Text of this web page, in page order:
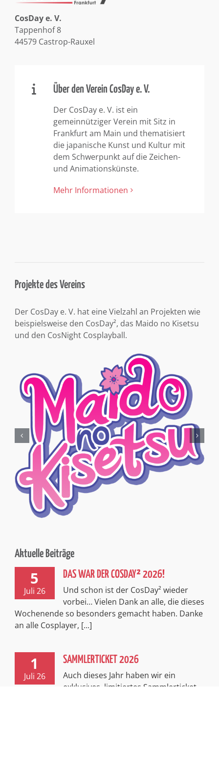
CosDay e. V.
Tappenhof 8
44579 Castrop-Rauxel
Über den Verein CosDay e. V.
Der CosDay e. V. ist ein
gemeinnütziger Verein mit Sitz in
Frankfurt am Main und thematisiert
die japanische Kunst und Kultur mit
dem Schwerpunkt auf die Zeichen-
und Animationskünste.
Mehr Informationen
Projekte des Vereins
Der CosDay e. V. hat eine Vielzahl an Projekten wie
beispielsweise den CosDay², das Maido no Kisetsu
und den CosNight Cosplayball.
Aktuelle Beiträge
5
Juli 26
DAS WAR DER COSDAY² 2026!
Und schon ist der CosDay² wieder
vorbei… Vielen Dank an alle, die dieses
Wochenende so besonders gemacht haben. Danke
an alle Cosplayer, [...]
1
Juli 26
SAMMLERTICKET 2026
Auch dieses Jahr haben wir ein
exklusives, limitiertes Sammlerticket